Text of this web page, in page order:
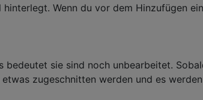
Wenn du vor dem Hinzufügen
bedeutet sie sind noch unbearbeitet.
zugeschnitten werden und es